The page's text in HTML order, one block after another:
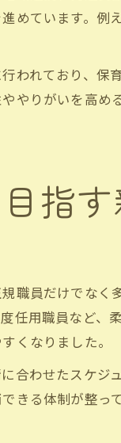
めています。
われており、
やりがいを高め
指
職員だけでな
任用職員など
くなりました。
合わせたスケ
きる体制が整